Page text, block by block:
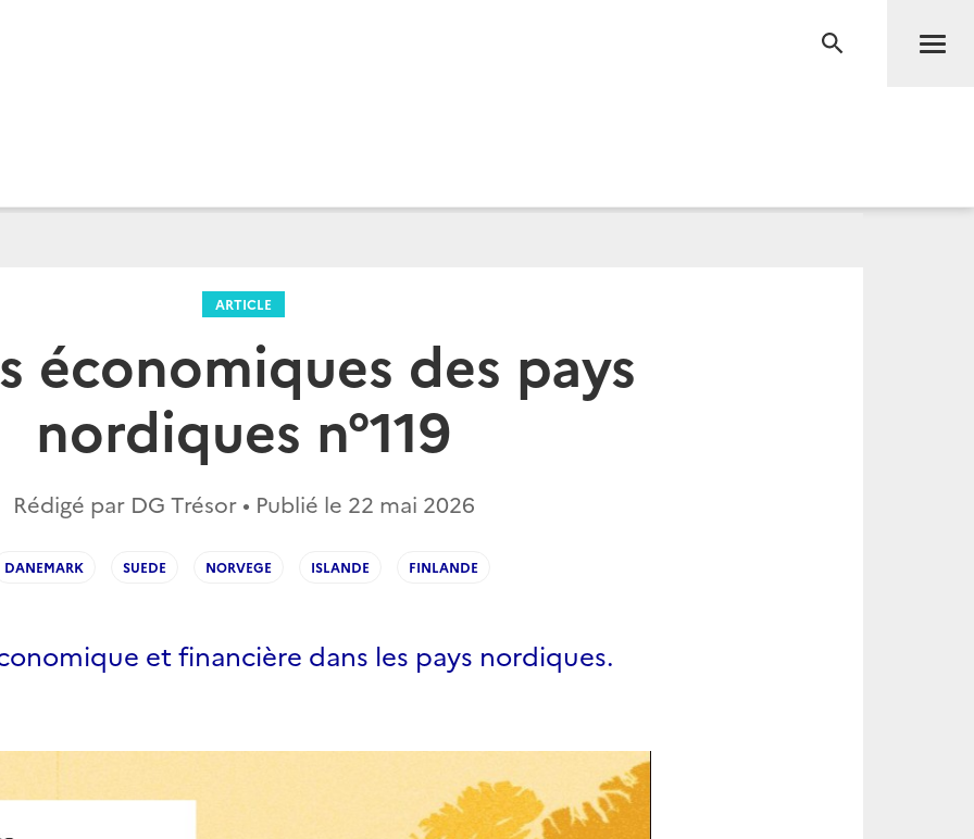
RECHERCHE
ARTICLE
économiques des pays
nordiques n°119
Rédigé par DG Trésor • Publié le 22 mai 2026
DANEMARK SUEDE NORVEGE ISLANDE FINLANDE
et financière dans les pays nordiques.